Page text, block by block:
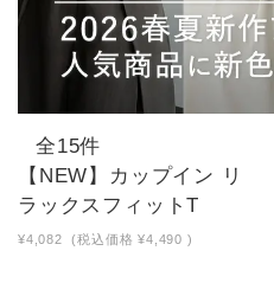
全15件
【NEW】カップイン リ
ラックスフィットT
¥4,082 (税込価格 ¥4,490 )